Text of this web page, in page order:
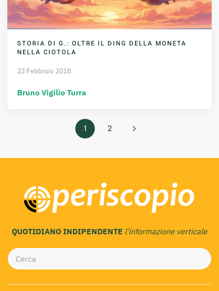
STORIA DI G.: OLTRE IL DING DELLA MONETA
NELLA CIOTOLA
23 Febbraio 2018
Bruno Vigilio Turra
1 2
QUOTIDIANO INDIPENDENTE l'informazione verticale